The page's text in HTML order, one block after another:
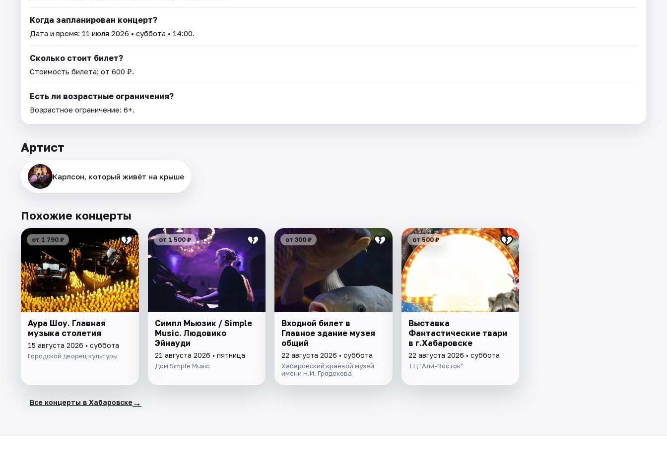
Когда запланирован концерт?
Дата и время: 11 июля 2026 • суббота • 14:00.
Сколько стоит билет?
Стоимость билета: от 600 ₽.
Есть ли возрастные ограничения?
Возрастное ограничение: 6+.
Артист
Карлсон, который живёт на крыше
Похожие концерты
от 1 790 ₽
Аура Шоу. Главная
музыка столетия
15 августа 2026 • суббота
Городской дворец культуры
от 1 500 ₽
Симпл Мьюзик / Simple
Music. Людовико
Эйнауди
21 августа 2026 • пятница
Дом Simple Music
от 300 ₽
Входной билет в
Главное здание музея
общий
22 августа 2026 • суббота
Хабаровский краевой музей
имени Н.И. Гродекова
от 500 ₽
Выставка
Фантастические твари
в г.Хабаровске
22 августа 2026 • суббота
ТЦ "Али-Восток"
Все концерты в Хабаровске →